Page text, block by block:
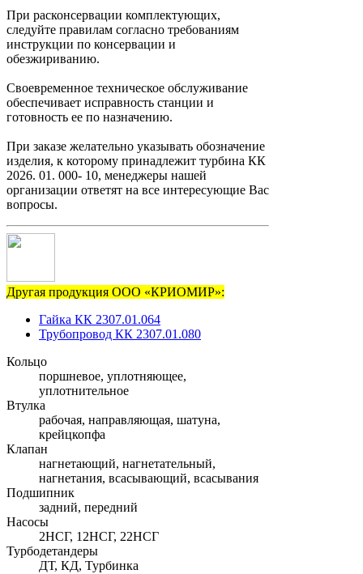
При расконсервации комплектующих,
следуйте правилам согласно требованиям
инструкции по консервации и
обезжириванию.
Своевременное техническое обслуживание
обеспечивает исправность станции и
готовность ее по назначению.
При заказе желательно указывать обозначение
изделия, к которому принадлежит турбина КК
2026. 01. 000- 10, менеджеры нашей
организации ответят на все интересующие Вас
вопросы.
Другая продукция ООО «КРИОМИР»:
Гайка КК 2307.01.064
Трубопровод КК 2307.01.080
Кольцо
поршневое, уплотняющее,
уплотнительное
Втулка
рабочая, направляющая, шатуна,
крейцкопфа
Клапан
нагнетающий, нагнетательный,
нагнетания, всасывающий, всасывания
Подшипник
задний, передний
Насосы
2НСГ, 12НСГ, 22НСГ
Турбодетандеры
ДТ, КД, Турбинка